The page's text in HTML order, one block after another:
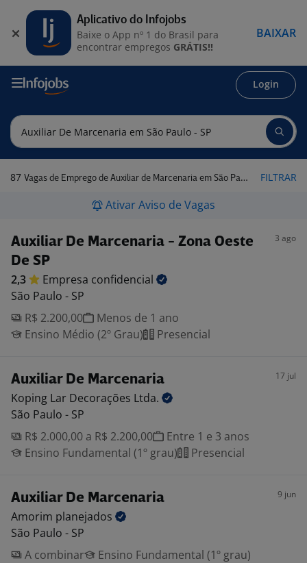
Login
87 Vagas de Emprego de Auxiliar de Marcenaria em São Paulo - SP FILTRAR
Ativar Aviso de Vagas
Auxiliar De Marcenaria - Zona Oeste
De SP
3 ago
2,3 Empresa confidencial
São Paulo - SP
R$ 2.200,00
Menos de 1 ano
Ensino Médio (2º Grau)
Presencial
Auxiliar De Marcenaria 17 jul
Koping Lar Decorações Ltda.
São Paulo - SP
R$ 2.000,00 a R$ 2.200,00
Entre 1 e 3 anos
Ensino Fundamental (1º grau)
Presencial
Auxiliar De Marcenaria 9 jun
Amorim planejados
São Paulo - SP
A combinar
Ensino Fundamental (1º grau)
Aplicativo do Infojobs
Baixe o App nº 1 do Brasil para
encontrar empregos GRÁTIS!!
BAIXAR